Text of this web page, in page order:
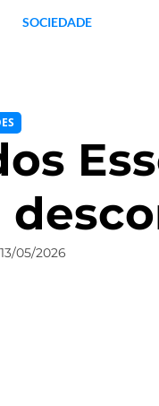
SOCIEDADE
13/05/2026